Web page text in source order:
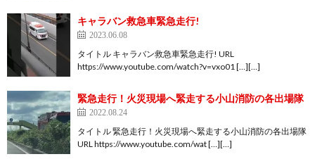
キャラバン救急車緊急走行!
2023.06.08
タイトル キャラバン救急車緊急走行! URL
https://www.youtube.com/watch?v=vxo01 […][…]
緊急走行！火災現場へ緊走する小山消防の各出場隊
2022.08.24
タイトル 緊急走行！火災現場へ緊走する小山消防の各出場隊
URL https://www.youtube.com/wat […][…]